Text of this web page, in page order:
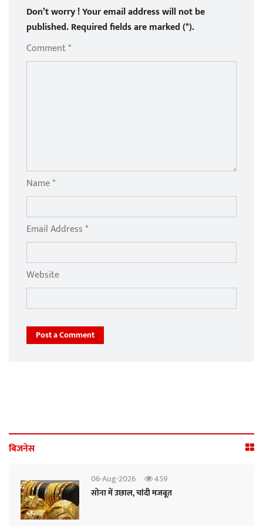
Don’t worry ! Your email address will not be
published. Required fields are marked (*).
Comment *
Name *
Email Address *
Website
Post a Comment
बिजनेस
06-Aug-2026
459
सोना में उछाल, चांदी मजबूत